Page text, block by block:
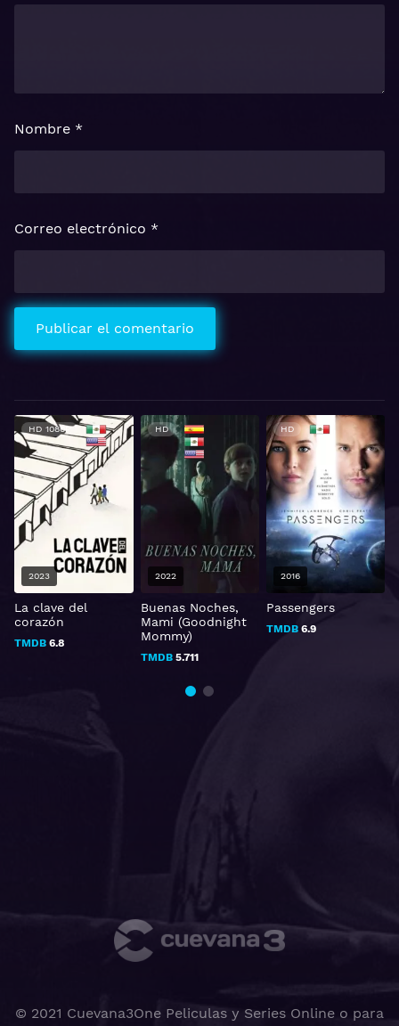
Nombre *
Correo electrónico *
La clave del
corazón
TMDB 6.8
HD 1080P
2023
Buenas Noches,
Mami (Goodnight
Mommy)
TMDB5.711
HD
2022
Passengers
TMDB6.9
HD
2016
© 2021 Cuevana3One Peliculas y Series Online o para